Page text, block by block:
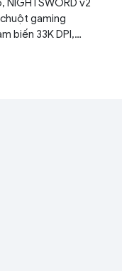
NIGHTSWORD v2
chuột gaming
biến 33K DPI,